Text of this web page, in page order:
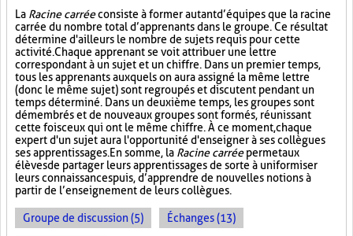
La Racine carréeconsiste à former autant d’équipes que la racine
carrée du nombre total d’apprenants dans le groupe. Ce résultat
détermine d'ailleurs le nombre de sujets requis pour cette
activité. Chaque apprenant se voit attribuer une lettre
correspondant à un sujet et un chiffre. Dans un premier temps,
tous les apprenants auxquels on aura assigné la même lettre
(donc le même sujet) sont regroupés et discutent pendant un
temps déterminé. Dans un deuxième temps, les groupes sont
démembrés et de nouveaux groupes sont formés, réunissant
cette fois ceux qui ont le même chiffre. À ce moment, chaque
expert d'un sujet aura l'opportunité d'enseigner à ses collègues
ses apprentissages. En somme, la Racine carréepermet aux
élèves de partager leurs apprentissages de sorte à uniformiser
leurs connaissances puis, d’apprendre de nouvelles notions à
partir de l’enseignement de leurs collègues.
Groupe de discussion (5) Échanges (13)